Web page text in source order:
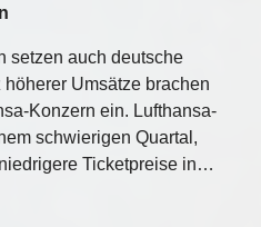
setzen auch deutsche
Umsätze brachen
Konzern ein. Lufthansa-
schwierigen Quartal,
Ticketpreise in…